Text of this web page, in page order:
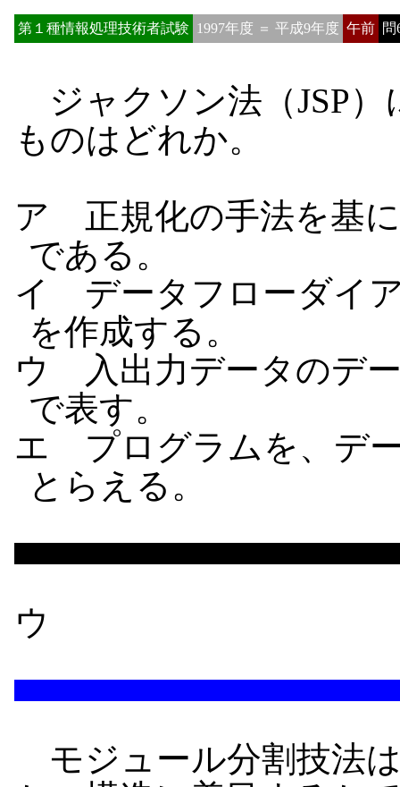
第１種情報処理技術者試験 1997年度 ＝ 平成9年度 午前 問
ジャクソン法（JSP）
ものはどれか。
ア 正規化の手法を基
である。
イ データフローダイ
を作成する。
ウ 入出力データのデ
で表す。
エ プログラムを、デ
とらえる。
ウ
モジュール分割技法